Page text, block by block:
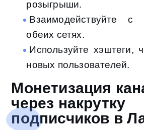
розыгрыши.
Взаимодействуйте с
обеих сетях.
Используйте хэштеги,
новых пользователей.
Монетизация
через накрутку
подписчиков в